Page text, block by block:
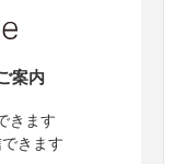
案内
きます
きます